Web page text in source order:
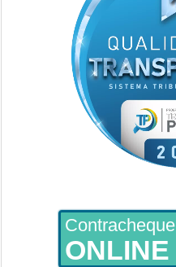
Contracheque
ONLINE